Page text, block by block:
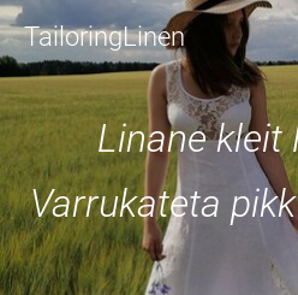
TailoringLinen
Linane kleit
Varrukateta